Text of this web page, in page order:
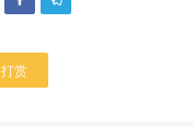
打赏